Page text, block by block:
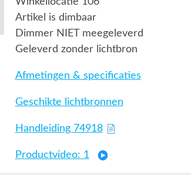
Artikel is dimbaar
Dimmer NIET meegeleverd
Geleverd zonder lichtbron
Afmetingen & specificaties
Geschikte lichtbronnen
Handleiding 74918
Productvideo: 1